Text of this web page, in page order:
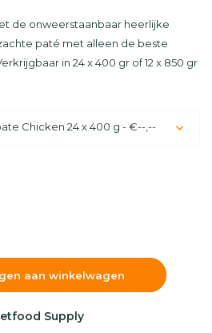
de onweerstaanbaar heerlijke
paté met alleen de beste
in 24 x 400 gr of 12 x 850 gr
Chicken 24 x 400 g - €--,--
aan winkelwagen
Supply